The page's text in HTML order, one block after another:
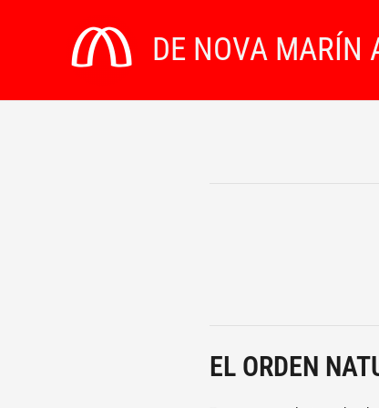
DE NOVA
EL ORDEN